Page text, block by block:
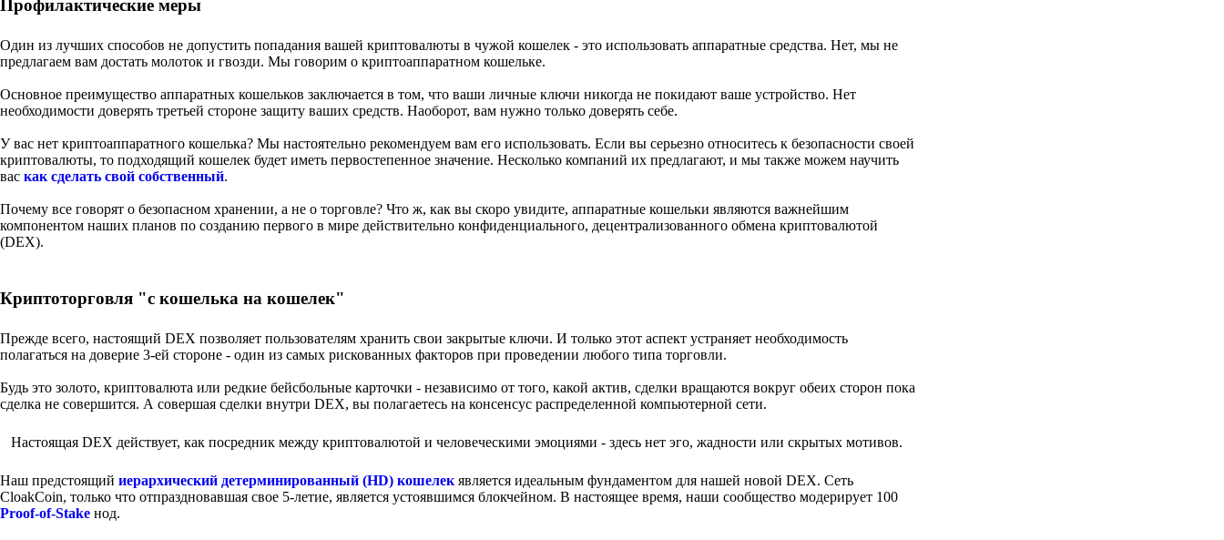
Профилактические меры
Один из лучших способов не допустить попадания вашей криптовалюты в чужой кошелек - это использовать аппаратные средства. Нет, мы не
предлагаем вам достать молоток и гвозди. Мы говорим о криптоаппаратном кошельке.
Основное преимущество аппаратных кошельков заключается в том, что ваши личные ключи никогда не покидают ваше устройство. Нет
необходимости доверять третьей стороне защиту ваших средств. Наоборот, вам нужно только доверять себе.
У вас нет криптоаппаратного кошелька? Мы настоятельно рекомендуем вам его использовать. Если вы серьезно относитесь к безопасности своей
криптовалюты, то подходящий кошелек будет иметь первостепенное значение. Несколько компаний их предлагают, и мы также можем научить
вас как сделать свой собственный.
Почему все говорят о безопасном хранении, а не о торговле? Что ж, как вы скоро увидите, аппаратные кошельки являются важнейшим
компонентом наших планов по созданию первого в мире действительно конфиденциального, децентрализованного обмена криптовалютой
(DEX).
Криптоторговля "с кошелька на кошелек"
Прежде всего, настоящий DEX позволяет пользователям хранить свои закрытые ключи. И только этот аспект устраняет необходимость
полагаться на доверие 3-ей стороне - один из самых рискованных факторов при проведении любого типа торговли.
Будь это золото, криптовалюта или редкие бейсбольные карточки - независимо от того, какой актив, сделки вращаются вокруг обеих сторон пока
сделка не совершится. А совершая сделки внутри DEX, вы полагаетесь на консенсус распределенной компьютерной сети.
Настоящая DEX действует, как посредник между криптовалютой и человеческими эмоциями - здесь нет эго, жадности или скрытых мотивов.
Наш предстоящий иерархический детерминированный (HD) кошелек является идеальным фундаментом для нашей новой DEX. Сеть
CloakCoin, только что отпраздновавшая свое 5-летие, является устоявшимся блокчейном. В настоящее время, наши сообщество модерирует 100
Proof-of-Stake нод.